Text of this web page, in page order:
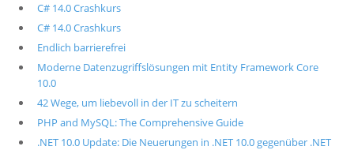
C# 14.0 Crashkurs
C# 14.0 Crashkurs
Endlich barrierefrei
Moderne Datenzugriffslösungen mit Entity Framework Core
10.0
42 Wege, um liebevoll in der IT zu scheitern
PHP and MySQL: The Comprehensive Guide
.NET 10.0 Update: Die Neuerungen in .NET 10.0 gegenüber .NET